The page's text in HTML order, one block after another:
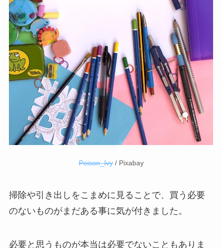
Poison_Ivy/ Pixabay
掃除や引き出しをこまめに見ることで、買う必要
のないものがまだある事に気が付きました。
必要と思うものが本当は必要でないこともありま